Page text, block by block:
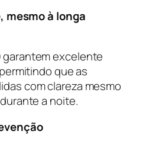
mesmo à longa
garantem excelente
que as
com clareza mesmo
a noite.